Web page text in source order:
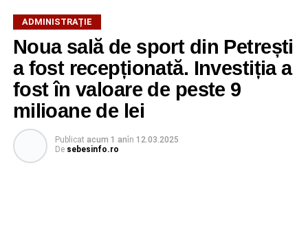
ADMINISTRAȚIE
Noua sală de sport din Petrești
a fost recepționată. Investiția a
fost în valoare de peste 9
milioane de lei
Publicat acum 1 anîn 12.03.2025
De sebesinfo.ro